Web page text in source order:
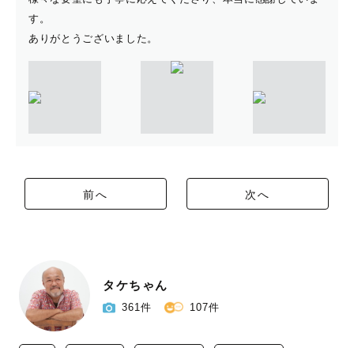
す。
ありがとうございました。
前へ 次へ
タケちゃん
361件 107件